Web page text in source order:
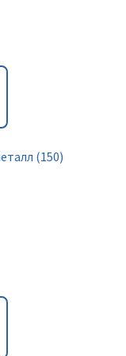
(150)